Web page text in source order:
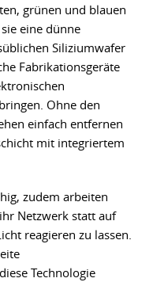
grünen und blauen
eine dünne
Siliziumwafer
Fabrikationsgeräte
Ohne den
einfach entfernen
mit integriertem
zudem arbeiten
Netzwerk statt auf
reagieren zu lassen.
Technologie